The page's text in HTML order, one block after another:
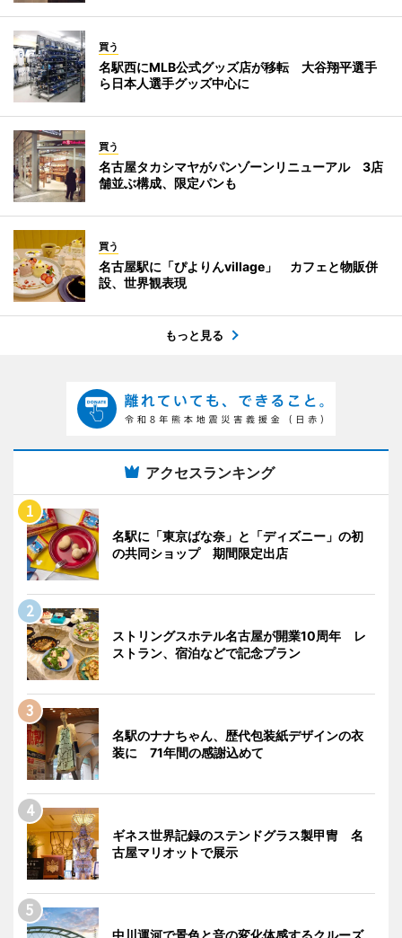
買う
名駅西にMLB公式グッズ店が移転 大谷翔平選手
ら日本人選手グッズ中心に
買う
名古屋タカシマヤがパンゾーンリニューアル 3店
舗並ぶ構成、限定パンも
買う
名古屋駅に「ぴよりんvillage」 カフェと物販併
設、世界観表現
もっと見る
アクセスランキング
名駅に「東京ばな奈」と「ディズニー」の初
の共同ショップ 期間限定出店
ストリングスホテル名古屋が開業10周年 レ
ストラン、宿泊などで記念プラン
名駅のナナちゃん、歴代包装紙デザインの衣
装に 71年間の感謝込めて
ギネス世界記録のステンドグラス製甲冑 名
古屋マリオットで展示
中川運河で景色と音の変化体感するクルーズ